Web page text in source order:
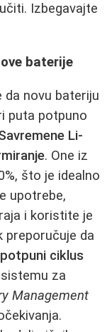
Izbegavajte
baterije
novu bateriju
puta potpuno
Li-
. One iz
što je idealno
upotrebe,
i koristite je
preporučuje da
ciklus
za
Management